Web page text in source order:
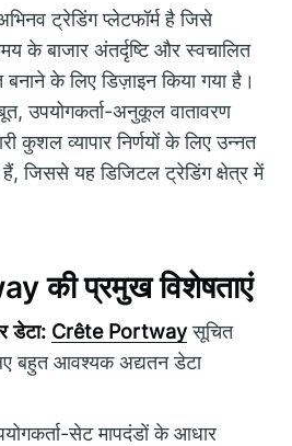
ट्रेडिंग प्लेटफॉर्म है जिसे
के बाजार अंतर्दृष्टि और स्वचालित
के लिए डिज़ाइन किया गया है।
उपयोगकर्ता-अनुकूल वातावरण
कुशल व्यापार निर्णयों के लिए उन्नत
जिससे यह डिजिटल ट्रेडिंग क्षेत्र में
की प्रमुख विशेषताएं
डेटा: Crête Portwayसूचित
बहुत आवश्यक अद्यतन डेटा
सेट मापदंडों के आधार